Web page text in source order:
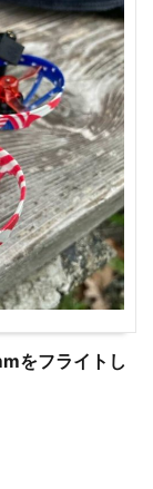
をフライトし